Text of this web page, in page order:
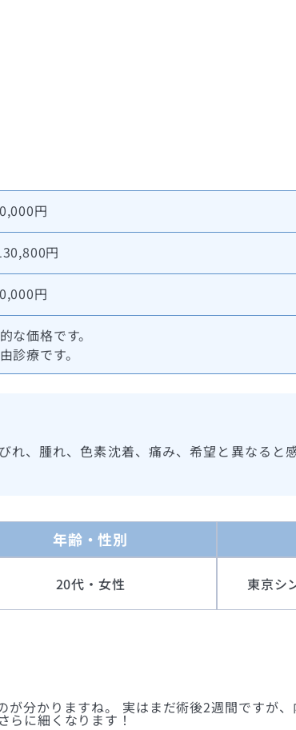
円
円
円
な価格です。
診療です。
れ、腫れ、色素沈着、痛み、希望と異なると
年齢・性別
20代・女性 東京シ
分かりますね。 実はまだ術後2週間ですが
らに細くなります！